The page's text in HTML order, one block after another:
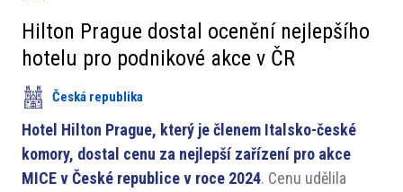
Členové
Partneři
​​Projekty
Členská sekce
Hilton Prague dostal ocenění nejlepšího
hotelu pro podnikové akce v ČR
Česká republika
Hotel Hilton Prague, který je členem Italsko-české
komory, dostal cenu za nejlepší zařízení pro akce
MICE v České republice v roce 2024. Cenu udělila